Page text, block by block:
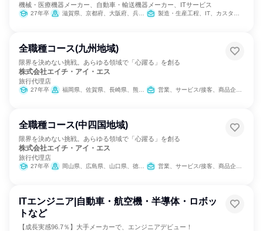
機械・医療機器メーカー、自動車・輸送機器メーカー、ITサービス
27年卒 滋賀県、京都府、大阪府、兵庫県、奈良県、和歌山県 製造・生産工程、IT、カスタマーサクセス
全職種コース(九州地域)
限界を決めない挑戦。あらゆる領域で「心躍る」を創る
株式会社エイチ・アイ・エス
旅行代理店
27年卒 福岡県、佐賀県、長崎県、熊本県、大分県、鹿児島県 営業、サービス/接客、商品企画、カスタマーサポート/コールセンター
全職種コース(中四国地域)
限界を決めない挑戦。あらゆる領域で「心躍る」を創る
株式会社エイチ・アイ・エス
旅行代理店
27年卒 岡山県、広島県、山口県、徳島県、香川県、愛媛県 営業、サービス/接客、商品企画、カスタマーサポート/コールセンター
ITエンジニア|自動車・航空機・半導体・ロボッ
トなど
【成長実感96.7％】大手メーカーで、エンジニアデビュー！